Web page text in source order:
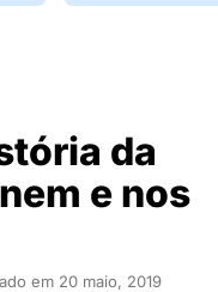
da
e nos
em 20 maio, 2019